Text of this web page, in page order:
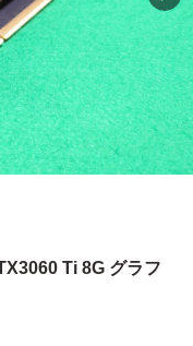
Ti 8G グラフ